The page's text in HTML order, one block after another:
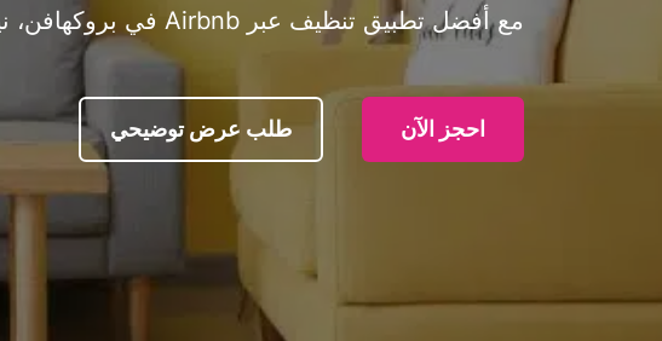
مع أفضل تطبيق تنظيف عبر Airbnb في بروكهافن، نيويورك. حاول الآن!
احجز الآن طلب عرض توضيحي